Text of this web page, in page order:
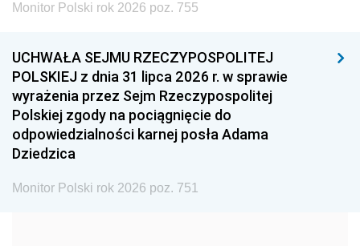
1996 1995 1994
1993 1992 1991
1990 1989
1987 1986 1985
Monitor Polski rok 2026 poz. 755
UCHWAŁA SEJMU RZECZYPOSPOLITEJ
POLSKIEJ z dnia 31 lipca 2026 r. w sprawie
wyrażenia przez Sejm Rzeczypospolitej
Polskiej zgody na pociągnięcie do
odpowiedzialności karnej posła Adama
Dziedzica
Monitor Polski rok 2026 poz. 751